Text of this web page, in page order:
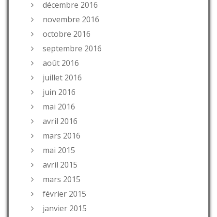
décembre 2016
novembre 2016
octobre 2016
septembre 2016
août 2016
juillet 2016
juin 2016
mai 2016
avril 2016
mars 2016
mai 2015
avril 2015
mars 2015
février 2015
janvier 2015